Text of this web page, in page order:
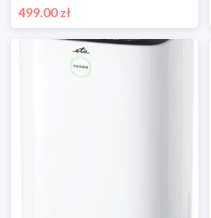
499.00 zł